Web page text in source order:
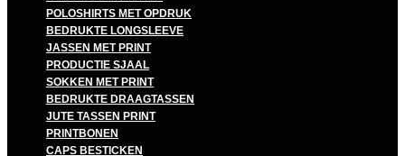
POLOSHIRTS MET OPDRUK
BEDRUKTE LONGSLEEVE
JASSEN MET PRINT
PRODUCTIE SJAAL
SOKKEN MET PRINT
BEDRUKTE DRAAGTASSEN
JUTE TASSEN PRINT
PRINTBONEN
CAPS BESTICKEN